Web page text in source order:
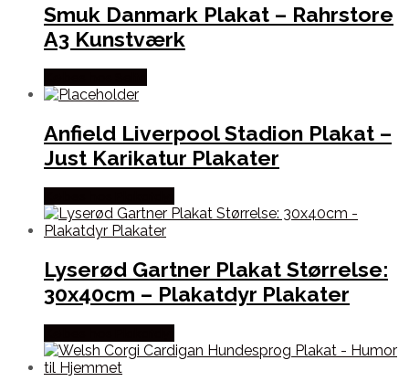
Smuk Danmark Plakat – Rahrstore
A3 Kunstværk
Anfield Liverpool Stadion Plakat –
Just Karikatur Plakater
Lyserød Gartner Plakat Størrelse:
30x40cm – Plakatdyr Plakater